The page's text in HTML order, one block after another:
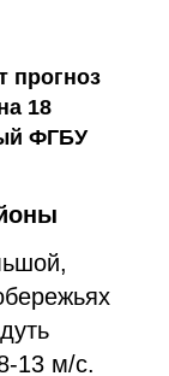
прогноз
18
ФГБУ
13 м/с.